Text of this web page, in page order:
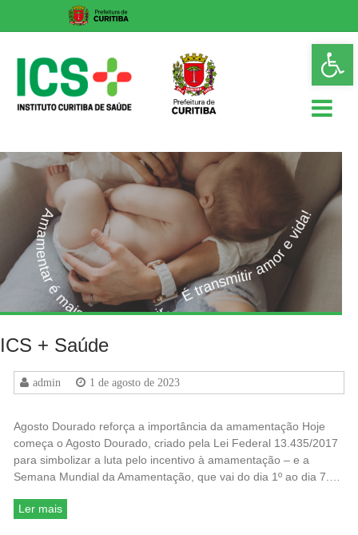
content
ICS
Instituto
Saúde
ICS + Saúde
admin 1 de agosto de 2023
Agosto Dourado reforça a importância da amamentação Hoje
começa o Agosto Dourado, criado pela Lei Federal 13.435/2017
para simbolizar a luta pelo incentivo à amamentação – e a
Semana Mundial da Amamentação, que vai do dia 1º ao dia 7.…
Ler mais